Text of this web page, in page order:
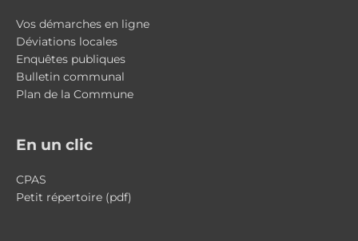
Vos démarches en ligne
Déviations locales
Enquêtes publiques
Bulletin communal
Plan de la Commune
En un clic
CPAS
Petit répertoire (pdf)